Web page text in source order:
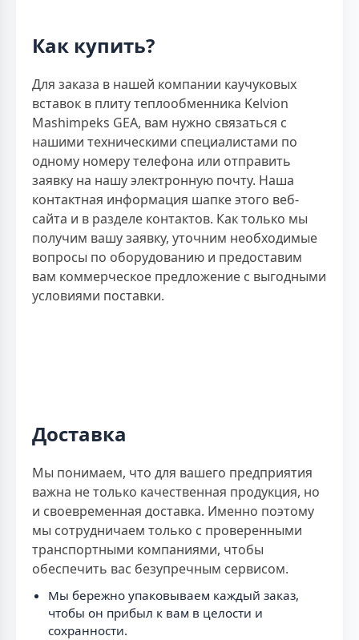
Как купить?
Для заказа в нашей компании каучуковых
вставок в плиту теплообменника Kelvion
Mashimpeks GEA, вам нужно связаться с
нашими техническими специалистами по
одному номеру телефона или отправить
заявку на нашу электронную почту. Наша
контактная информация шапке этого веб-
сайта и в разделе контактов. Как только мы
получим вашу заявку, уточним необходимые
вопросы по оборудованию и предоставим
вам коммерческое предложение с выгодными
условиями поставки.
Доставка
Мы понимаем, что для вашего предприятия
важна не только качественная продукция, но
и своевременная доставка. Именно поэтому
мы сотрудничаем только с проверенными
транспортными компаниями, чтобы
обеспечить вас безупречным сервисом.
Мы бережно упаковываем каждый заказ,
чтобы он прибыл к вам в целости и
сохранности.